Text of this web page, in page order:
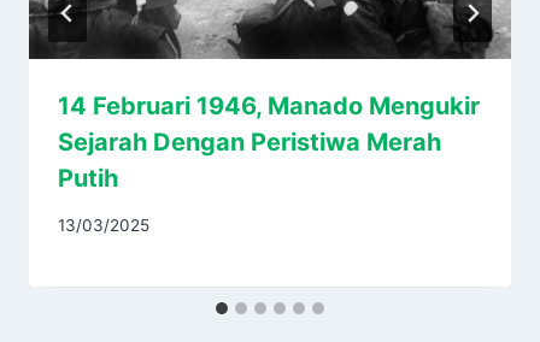
14 Februari 1946, Manado Mengukir
Sejarah Dengan Peristiwa Merah
Putih
13/03/2025